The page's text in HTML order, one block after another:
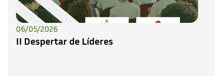
06/05/2026
II Despertar de Líderes